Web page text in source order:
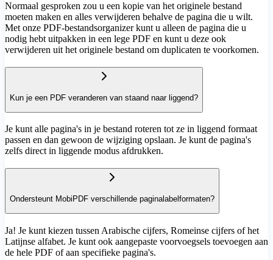
Normaal gesproken zou u een kopie van het originele bestand
moeten maken en alles verwijderen behalve de pagina die u wilt.
Met onze PDF-bestandsorganizer kunt u alleen de pagina die u
nodig hebt uitpakken in een lege PDF en kunt u deze ook
verwijderen uit het originele bestand om duplicaten te voorkomen.
Kun je een PDF veranderen van staand naar liggend?
Je kunt alle pagina's in je bestand roteren tot ze in liggend formaat
passen en dan gewoon de wijziging opslaan. Je kunt de pagina's
zelfs direct in liggende modus afdrukken.
Ondersteunt MobiPDF verschillende paginalabelformaten?
Ja! Je kunt kiezen tussen Arabische cijfers, Romeinse cijfers of het
Latijnse alfabet. Je kunt ook aangepaste voorvoegsels toevoegen aan
de hele PDF of aan specifieke pagina's.